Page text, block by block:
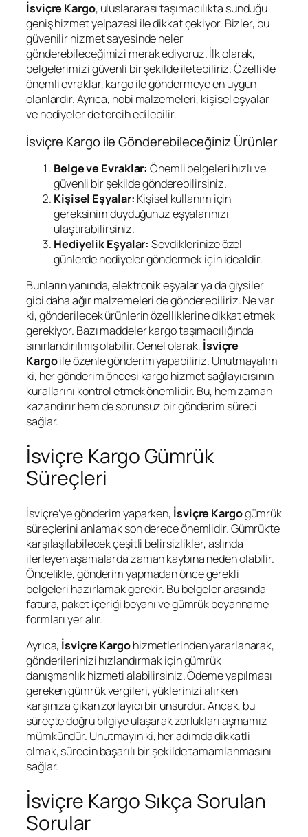
İsviçre Kargo, uluslararası taşımacılıkta sunduğu
geniş hizmet yelpazesi ile dikkat çekiyor. Bizler, bu
güvenilir hizmet sayesinde neler
gönderebileceğimizi merak ediyoruz. İlk olarak,
belgelerimizi güvenli bir şekilde iletebiliriz. Özellikle
önemli evraklar, kargo ile göndermeye en uygun
olanlardır. Ayrıca, hobi malzemeleri, kişisel eşyalar
ve hediyeler de tercih edilebilir.
İsviçre Kargo ile Gönderebileceğiniz Ürünler
Belge ve Evraklar: Önemli belgeleri hızlı ve
güvenli bir şekilde gönderebilirsiniz.
Kişisel Eşyalar: Kişisel kullanım için
gereksinim duyduğunuz eşyalarınızı
ulaştırabilirsiniz.
Hediyelik Eşyalar: Sevdiklerinize özel
günlerde hediyeler göndermek için idealdir.
Bunların yanında, elektronik eşyalar ya da giysiler
gibi daha ağır malzemeleri de gönderebiliriz. Ne var
ki, gönderilecek ürünlerin özelliklerine dikkat etmek
gerekiyor. Bazı maddeler kargo taşımacılığında
sınırlandırılmış olabilir. Genel olarak, İsviçre
Kargoile özenle gönderim yapabiliriz. Unutmayalım
ki, her gönderim öncesi kargo hizmet sağlayıcısının
kurallarını kontrol etmek önemlidir. Bu, hem zaman
kazandırır hem de sorunsuz bir gönderim süreci
sağlar.
İsviçre Kargo Gümrük
Süreçleri
İsviçre’ye gönderim yaparken, İsviçre Kargogümrük
süreçlerini anlamak son derece önemlidir. Gümrükte
karşılaşılabilecek çeşitli belirsizlikler, aslında
ilerleyen aşamalarda zaman kaybına neden olabilir.
Öncelikle, gönderim yapmadan önce gerekli
belgeleri hazırlamak gerekir. Bu belgeler arasında
fatura, paket içeriği beyanı ve gümrük beyanname
formları yer alır.
Ayrıca, İsviçre Kargohizmetlerinden yararlanarak,
gönderilerinizi hızlandırmak için gümrük
danışmanlık hizmeti alabilirsiniz. Ödeme yapılması
gereken gümrük vergileri, yüklerinizi alırken
karşınıza çıkan zorlayıcı bir unsurdur. Ancak, bu
süreçte doğru bilgiye ulaşarak zorlukları aşmamız
mümkündür. Unutmayın ki, her adımda dikkatli
olmak, sürecin başarılı bir şekilde tamamlanmasını
sağlar.
İsviçre Kargo Sıkça Sorulan
Sorular